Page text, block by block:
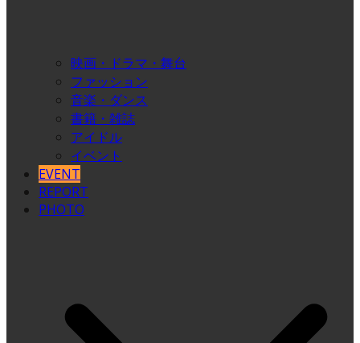
映画・ドラマ・舞台
ファッション
音楽・ダンス
書籍・雑誌
アイドル
イベント
EVENT
REPORT
PHOTO